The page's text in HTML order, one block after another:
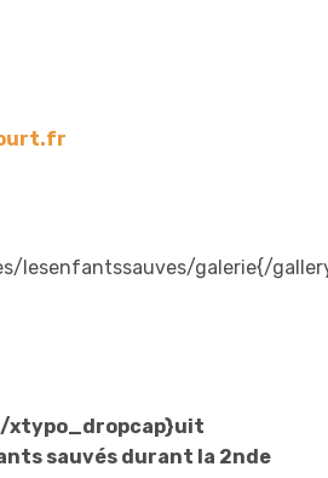
lesenfantssauves/galerie{/
xtypo_dropcap}uit
sauvés durant la 2nde